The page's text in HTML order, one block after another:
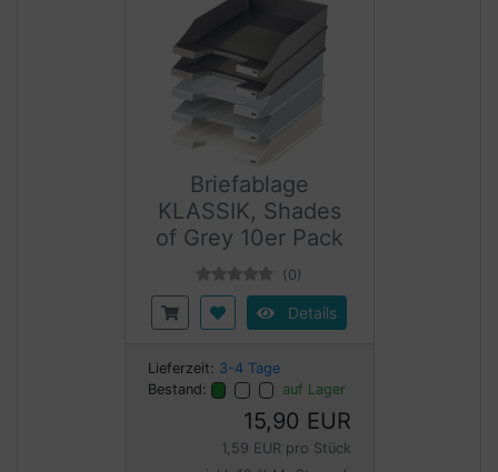
Briefablage
KLASSIK, Shades
of Grey 10er Pack
(0)
Details
Lieferzeit: 3-4 Tage
Bestand:
auf Lager
15,90 EUR
1,59 EUR pro Stück